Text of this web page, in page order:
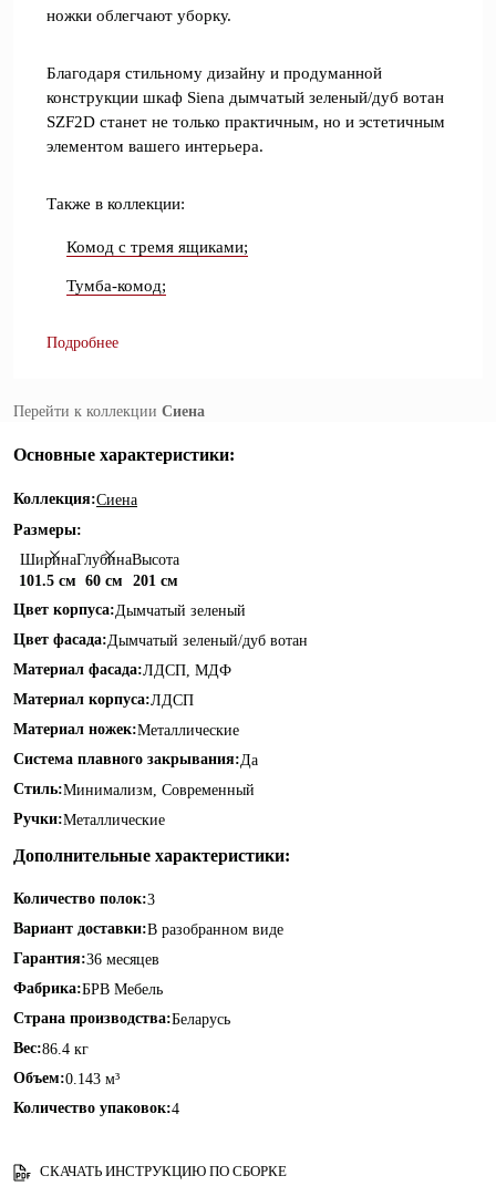
ножки облегчают уборку.
Благодаря стильному дизайну и продуманной
конструкции шкаф Siena дымчатый зеленый/дуб вотан
SZF2D станет не только практичным, но и эстетичным
элементом вашего интерьера.
Также в коллекции:
Комод с тремя ящиками;
Тумба-комод;
Подробнее
Перейти к коллекции Сиена
Основные характеристики:
Коллекция:Сиена
Размеры:
Ширина
101.5 см
Глубина
60 см
Высота
201 см
Цвет корпуса:Дымчатый зеленый
Цвет фасада:Дымчатый зеленый/дуб вотан
Материал фасада:ЛДСП, МДФ
Материал корпуса:ЛДСП
Материал ножек:Металлические
Система плавного закрывания:Да
Стиль:Минимализм, Современный
Ручки:Металлические
Дополнительные характеристики:
Количество полок:3
Вариант доставки:В разобранном виде
Гарантия:36 месяцев
Фабрика:БРВ Мебель
Страна производства:Беларусь
Вес:86.4 кг
Объем:0.143 м³
Количество упаковок:4
СКАЧАТЬ ИНСТРУКЦИЮ ПО СБОРКЕ